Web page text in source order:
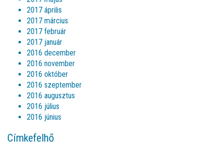
2017 április
2017 március
2017 február
2017 január
2016 december
2016 november
2016 október
2016 szeptember
2016 augusztus
2016 július
2016 június
Címkefelhő